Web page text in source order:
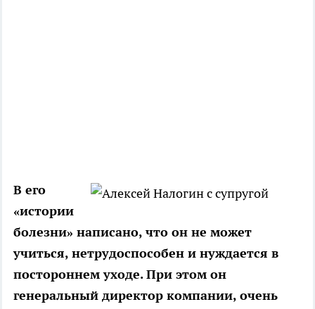
В его
«истории
болезни» написано, что он не может
учиться, нетрудоспособен и нуждается в
постороннем уходе. При этом он
генеральный директор компании, очень